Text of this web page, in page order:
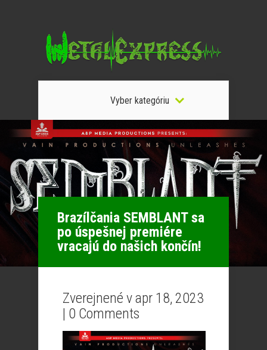
Vyber kategóriu
Brazílčania SEMBLANT sa
po úspešnej premiére
vracajú do našich končín!
Zverejnené v apr 18, 2023
| 0 Comments